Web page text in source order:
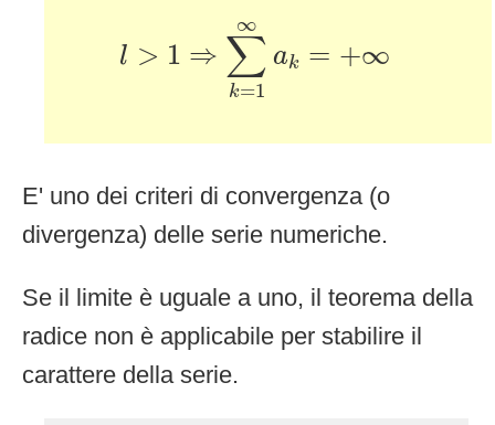
l > 1 ⇒
∞
∑
k=1
ak = +∞
=1
E' uno dei criteri di convergenza (o
divergenza) delle serie numeriche.
Se il limite è uguale a uno, il teorema della
radice non è applicabile per stabilire il
carattere della serie.